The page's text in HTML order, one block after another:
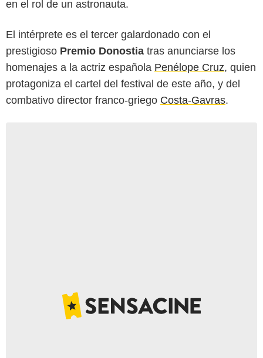
en el rol de un astronauta.
El intérprete es el tercer galardonado con el
prestigioso Premio Donostia tras anunciarse los
homenajes a la actriz española Penélope Cruz, quien
protagoniza el cartel del festival de este año, y del
combativo director franco-griego Costa-Gavras.